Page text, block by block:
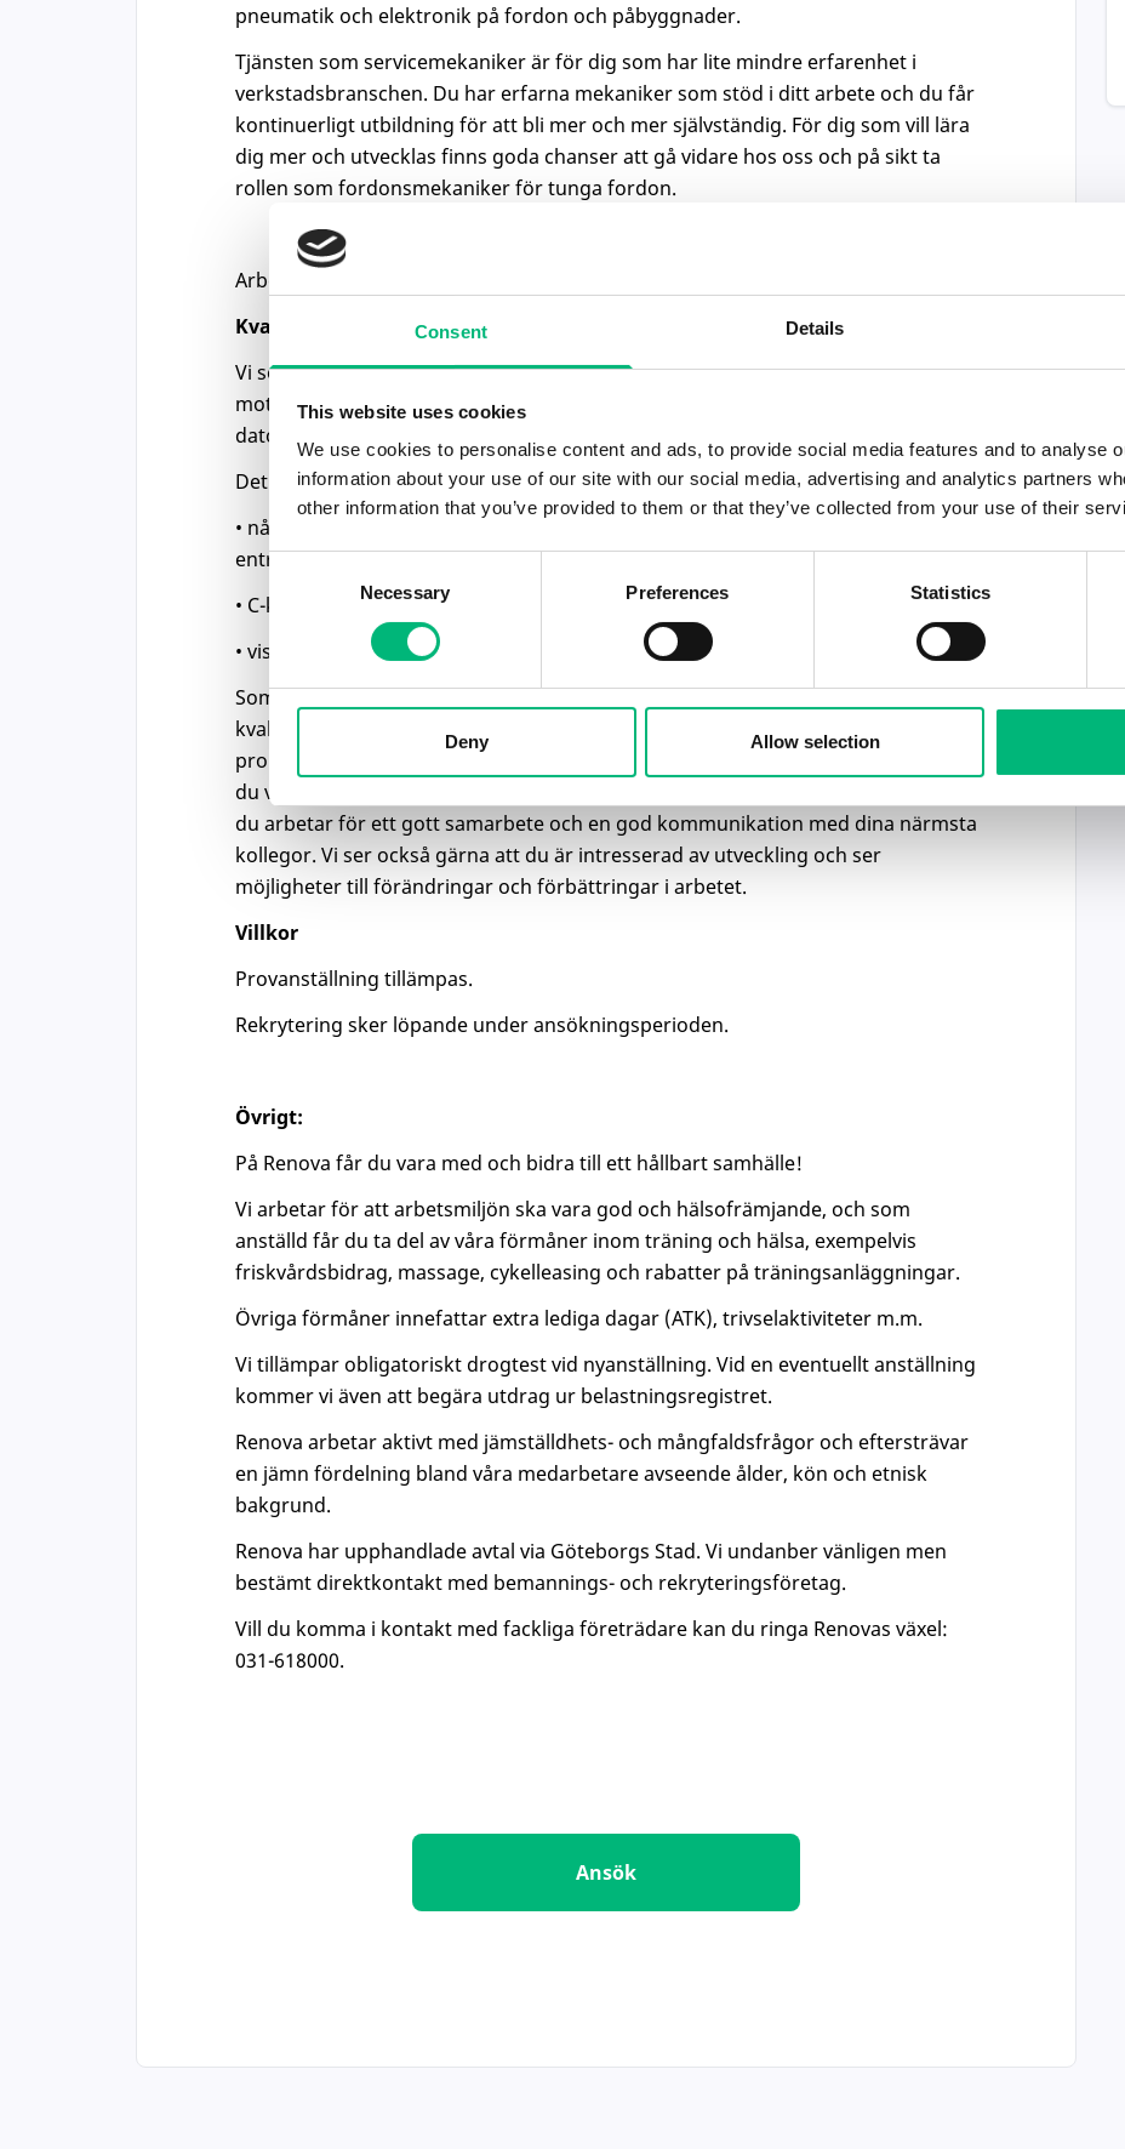
Consent Details
This website uses cookies
We use cookies to personalise content and ads, to provide social media features and to analyse
information about your use of our site with our social media, advertising and analytics partners
other information that you’ve provided to them or that they’ve collected from your use of their
Consent
Selection
Necessary Preferences Statistics
Deny Allow selection
pneumatik och elektronik på fordon och påbyggnader.
Tjänsten som servicemekaniker är för dig som har lite mindre erfarenhet i
verkstadsbranschen. Du har erfarna mekaniker som stöd i ditt arbete och du får
kontinuerligt utbildning för att bli mer och mer självständig. För dig som vill lära
dig mer och utvecklas finns goda chanser att gå vidare hos oss och på sikt ta
rollen som fordonsmekaniker för tunga fordon.
Arbetstiden avser dagskift eller kvällsskift.
Kvalifikationer
Vi söker dig som har en fordonsteknisk utbildning inom tunga fordon eller
motsvarande erfarenhet eller kunskaper. Du behöver också ha grundläggande
datorvana.
Det är även en bonus om du har
• något års erfarenhet av att meka med tunga fordon och/eller
entreprenadmaskiner
• C-körkort
• viss kunskap i hydraulik, pneumatik, mekanik, svetsning och elektronik
Som person är du serviceinriktad och lösningsorienterad. Du värdesätter
kvalitet högt och du är kreativ gällande hur du angriper lösningar på olika
problem. Du tar eget ansvar och initiativ när det behövs. Det är också viktigt att
du värdesätter att ge god service till kunderna, både interna och externa, och att
du arbetar för ett gott samarbete och en god kommunikation med dina närmsta
kollegor. Vi ser också gärna att du är intresserad av utveckling och ser
möjligheter till förändringar och förbättringar i arbetet.
Villkor
Provanställning tillämpas.
Rekrytering sker löpande under ansökningsperioden.
Övrigt:
På Renova får du vara med och bidra till ett hållbart samhälle!
Vi arbetar för att arbetsmiljön ska vara god och hälsofrämjande, och som
anställd får du ta del av våra förmåner inom träning och hälsa, exempelvis
friskvårdsbidrag, massage, cykelleasing och rabatter på träningsanläggningar.
Övriga förmåner innefattar extra lediga dagar (ATK), trivselaktiviteter m.m.
Vi tillämpar obligatoriskt drogtest vid nyanställning. Vid en eventuellt anställning
kommer vi även att begära utdrag ur belastningsregistret.
Renova arbetar aktivt med jämställdhets- och mångfaldsfrågor och eftersträvar
en jämn fördelning bland våra medarbetare avseende ålder, kön och etnisk
bakgrund.
Renova har upphandlade avtal via Göteborgs Stad. Vi undanber vänligen men
bestämt direktkontakt med bemannings- och rekryteringsföretag.
Vill du komma i kontakt med fackliga företrädare kan du ringa Renovas växel:
031-618000.
Ansök